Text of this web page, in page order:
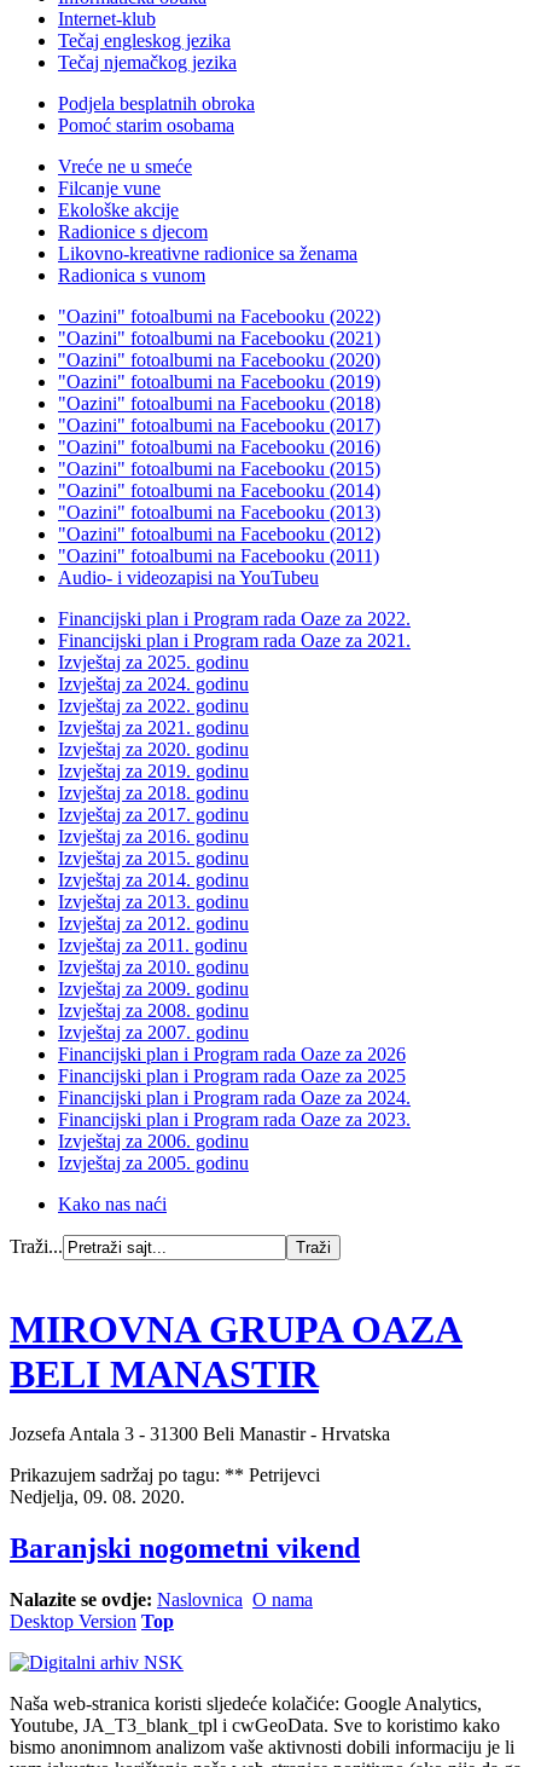
Internet-klub
Tečaj engleskog jezika
Tečaj njemačkog jezika
Podjela besplatnih obroka
Pomoć starim osobama
Vreće ne u smeće
Filcanje vune
Ekološke akcije
Radionice s djecom
Likovno-kreativne radionice sa ženama
Radionica s vunom
"Oazini" fotoalbumi na Facebooku (2022)
"Oazini" fotoalbumi na Facebooku (2021)
"Oazini" fotoalbumi na Facebooku (2020)
"Oazini" fotoalbumi na Facebooku (2019)
"Oazini" fotoalbumi na Facebooku (2018)
"Oazini" fotoalbumi na Facebooku (2017)
"Oazini" fotoalbumi na Facebooku (2016)
"Oazini" fotoalbumi na Facebooku (2015)
"Oazini" fotoalbumi na Facebooku (2014)
"Oazini" fotoalbumi na Facebooku (2013)
"Oazini" fotoalbumi na Facebooku (2012)
"Oazini" fotoalbumi na Facebooku (2011)
Audio- i videozapisi na YouTubeu
Financijski plan i Program rada Oaze za 2022.
Financijski plan i Program rada Oaze za 2021.
Izvještaj za 2025. godinu
Izvještaj za 2024. godinu
Izvještaj za 2022. godinu
Izvještaj za 2021. godinu
Izvještaj za 2020. godinu
Izvještaj za 2019. godinu
Izvještaj za 2018. godinu
Izvještaj za 2017. godinu
Izvještaj za 2016. godinu
Izvještaj za 2015. godinu
Izvještaj za 2014. godinu
Izvještaj za 2013. godinu
Izvještaj za 2012. godinu
Izvještaj za 2011. godinu
Izvještaj za 2010. godinu
Izvještaj za 2009. godinu
Izvještaj za 2008. godinu
Izvještaj za 2007. godinu
Financijski plan i Program rada Oaze za 2026
Financijski plan i Program rada Oaze za 2025
Financijski plan i Program rada Oaze za 2024.
Financijski plan i Program rada Oaze za 2023.
Izvještaj za 2006. godinu
Izvještaj za 2005. godinu
Kako nas naći
Traži...
MIROVNA GRUPA OAZA
BELI MANASTIR
Jozsefa Antala 3 - 31300 Beli Manastir - Hrvatska
Prikazujem sadržaj po tagu: ** Petrijevci
Nedjelja, 09. 08. 2020.
Baranjski nogometni vikend
Nalazite se ovdje: Naslovnica O nama
Desktop Version Top
Naša web-stranica koristi sljedeće kolačiće: Google Analytics,
Youtube, JA_T3_blank_tpl i cwGeoData. Sve to koristimo kako
bismo anonimnom analizom vaše aktivnosti dobili informaciju je li